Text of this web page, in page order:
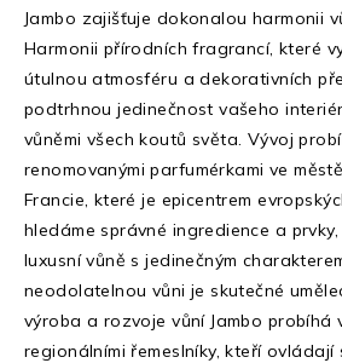
Jambo zajišťuje dokonalou harmonii
Harmonii přírodních fragrancí, které
útulnou atmosféru a dekorativních
podtrhnou jedinečnost vašeho
vůněmi všech koutů světa. Vývoj
renomovanými parfumérkami ve
Francie, které je epicentrem
hledáme správné ingredience a
luxusní vůně s jedinečným
neodolatelnou vůni je skutečné
výroba a rozvoje vůní Jambo probíhá
regionálními řemeslníky, kteří